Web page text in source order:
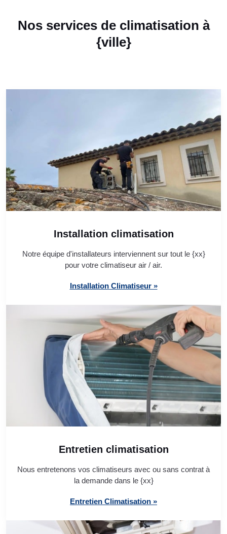
Nos services de climatisation à
{ville}
Installation climatisation
Notre équipe d'installateurs interviennent sur tout le {xx}
pour votre climatiseur air / air.
Installation Climatiseur »
Entretien climatisation
Nous entretenons vos climatiseurs avec ou sans contrat à
la demande dans le {xx}
Entretien Climatisation »